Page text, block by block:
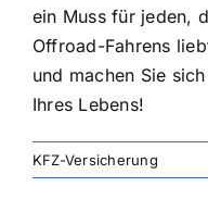
ein Muss für jeden,
Offroad-Fahrens
und machen Sie
Ihres Lebens!
KFZ-Versicherung